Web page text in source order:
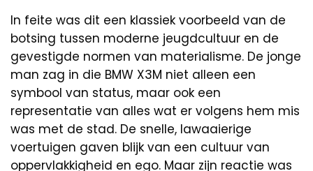
In feite was dit een klassiek voorbeeld van de
botsing tussen moderne jeugdcultuur en de
gevestigde normen van materialisme. De jonge
man zag in die BMW X3M niet alleen een
symbool van status, maar ook een
representatie van alles wat er volgens hem mis
was met de stad. De snelle, lawaaierige
voertuigen gaven blijk van een cultuur van
oppervlakkigheid en ego. Maar zijn reactie was